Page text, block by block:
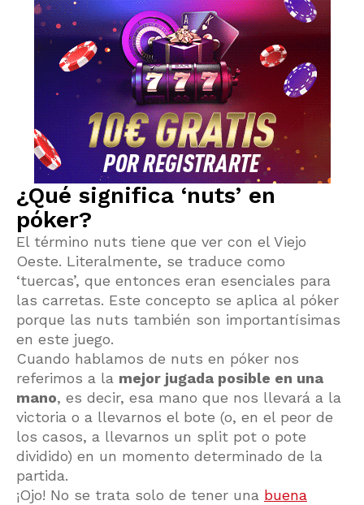
¿Qué significa ‘nuts’ en
póker?
El término nuts tiene que ver con el Viejo
Oeste. Literalmente, se traduce como
‘tuercas’, que entonces eran esenciales para
las carretas. Este concepto se aplica al póker
porque las nuts también son importantísimas
en este juego.
Cuando hablamos de nuts en póker nos
referimos a la mejor jugada posible en una
mano, es decir, esa mano que nos llevará a la
victoria o a llevarnos el bote (o, en el peor de
los casos, a llevarnos un split pot o pote
dividido) en un momento determinado de la
partida.
¡Ojo! No se trata solo de tener una buena